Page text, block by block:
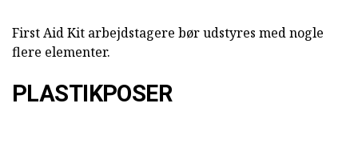
First Aid Kit arbejdstagere bør udstyres med nogle
flere elementer.
PLASTIKPOSER